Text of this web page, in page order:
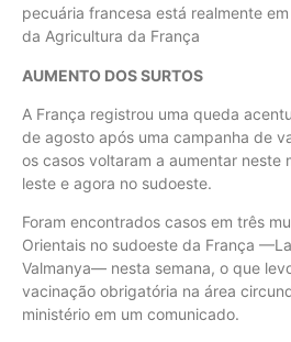
pecuária francesa está realmente
da Agricultura da França
AUMENTO DOS SURTOS
A França registrou uma queda
de agosto após uma campanha de
os casos voltaram a aumentar neste
leste e agora no sudoeste.
Foram encontrados casos em três
Orientais no sudoeste da França
Valmanya— nesta semana, o que
vacinação obrigatória na área
ministério em um comunicado.